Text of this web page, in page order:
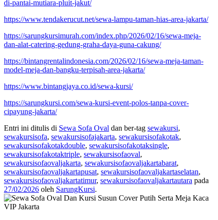
di-pantai-mutiara-pluit-jakut/
https://www.tendakerucut.net/sewa-lampu-taman-hias-area-jakarta/
https://sarungkursimurah.com/index.php/2026/02/16/sewa-meja-
dan-alat-catering-gedung-graha-daya-guna-cakung/
https://bintangrentalindonesia.com/2026/02/16/sewa-meja-taman-
model-meja-dan-bangku-terpisah-area-jakarta/
https://www.bintangjaya.co.id/sewa-kursi/
https://sarungkursi.com/sewa-kursi-event-polos-tanpa-cover-
cipayung-jakarta/
Entri ini ditulis di Sewa Sofa Oval dan ber-tag sewakursi,
sewakursisofa, sewakursisofajakarta, sewakursisofakotak,
sewakursisofakotakdouble, sewakursisofakotaksingle,
sewakursisofakotaktriple, sewakursisofaoval,
sewakursisofaovaljakarta, sewakursisofaovaljakartabarat,
sewakursisofaovaljakartapusat, sewakursisofaovaljakartaselatan,
sewakursisofaovaljakartatimur, sewakursisofaovaljakartautara pada
27/02/2026 oleh SarungKursi.